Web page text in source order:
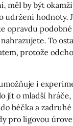
měl by být
udržení hodnoty.
opravdu podobné
To
protože
i
jít o mladší
béčka a
pro ligovou